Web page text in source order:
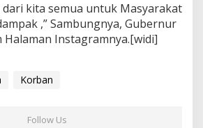
k
a
dari kita semua untuk Masyarakat
,” Sambungnya, Gubernur
Halaman Instagramnya.[widi]
Korban
Follow Us